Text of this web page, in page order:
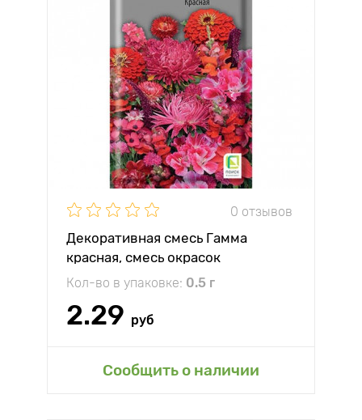
0 отзывов
Декоративная смесь Гамма
красная, смесь окрасок
Кол-во в упаковке: 0.5 г
2.29 руб
Сообщить о наличии